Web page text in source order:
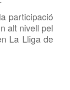
participació
alt nivell pel
La Lliga de